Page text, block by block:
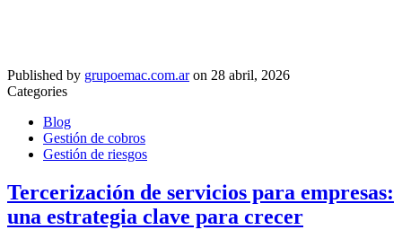
Published by grupoemac.com.ar on 28 abril, 2026
Categories
Blog
Gestión de cobros
Gestión de riesgos
Tercerización de servicios para empresas:
una estrategia clave para crecer